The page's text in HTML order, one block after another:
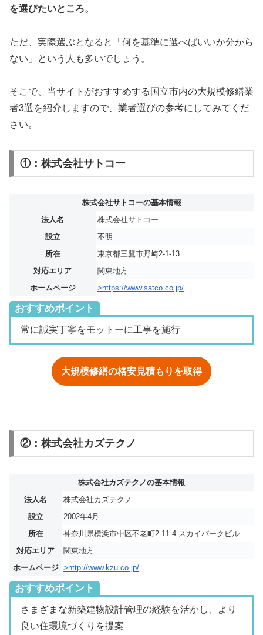
を選びたいところ。
ただ、実際選ぶとなると「何を基準に選べばいいか分から
ない」という人も多いでしょう。
そこで、当サイトがおすすめする国立市内の大規模修繕業
者3選を紹介しますので、業者選びの参考にしてみてくだ
さい。
①：株式会社サトコー
株式会社サトコーの基本情報
法人名
株式会社サトコー
設立
不明
所在
東京都三鷹市野崎2-1-13
対応エリア
関東地方
ホームページ
>https://www.satco.co.jp/
おすすめポイント
常に誠実丁寧をモットーに工事を施行
大規模修繕の格安見積もりを取得
②：株式会社カズテクノ
株式会社カズテクノの基本情報
法人名
株式会社カズテクノ
設立
2002年4月
所在
神奈川県横浜市中区不老町2-11-4 スカイパークビル
対応エリア
関東地方
ホームページ >http://www.kzu.co.jp/
おすすめポイント
さまざまな新築建物設計管理の経験を活かし、より
良い住環境づくりを提案